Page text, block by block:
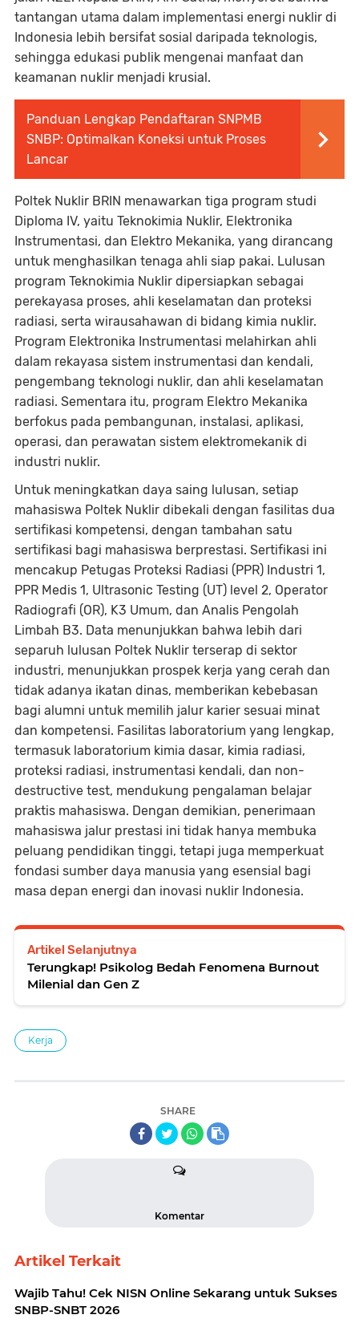
tantangan utama dalam implementasi energi nuklir di
Indonesia lebih bersifat sosial daripada teknologis,
sehingga edukasi publik mengenai manfaat dan
keamanan nuklir menjadi krusial.
Panduan Lengkap Pendaftaran SNPMB
SNBP: Optimalkan Koneksi untuk Proses
Lancar
Poltek Nuklir BRIN menawarkan tiga program studi
Diploma IV, yaitu Teknokimia Nuklir, Elektronika
Instrumentasi, dan Elektro Mekanika, yang dirancang
untuk menghasilkan tenaga ahli siap pakai. Lulusan
program Teknokimia Nuklir dipersiapkan sebagai
perekayasa proses, ahli keselamatan dan proteksi
radiasi, serta wirausahawan di bidang kimia nuklir.
Program Elektronika Instrumentasi melahirkan ahli
dalam rekayasa sistem instrumentasi dan kendali,
pengembang teknologi nuklir, dan ahli keselamatan
radiasi. Sementara itu, program Elektro Mekanika
berfokus pada pembangunan, instalasi, aplikasi,
operasi, dan perawatan sistem elektromekanik di
industri nuklir.
Untuk meningkatkan daya saing lulusan, setiap
mahasiswa Poltek Nuklir dibekali dengan fasilitas dua
sertifikasi kompetensi, dengan tambahan satu
sertifikasi bagi mahasiswa berprestasi. Sertifikasi ini
mencakup Petugas Proteksi Radiasi (PPR) Industri 1,
PPR Medis 1, Ultrasonic Testing (UT) level 2, Operator
Radiografi (OR), K3 Umum, dan Analis Pengolah
Limbah B3. Data menunjukkan bahwa lebih dari
separuh lulusan Poltek Nuklir terserap di sektor
industri, menunjukkan prospek kerja yang cerah dan
tidak adanya ikatan dinas, memberikan kebebasan
bagi alumni untuk memilih jalur karier sesuai minat
dan kompetensi. Fasilitas laboratorium yang lengkap,
termasuk laboratorium kimia dasar, kimia radiasi,
proteksi radiasi, instrumentasi kendali, dan non-
destructive test, mendukung pengalaman belajar
praktis mahasiswa. Dengan demikian, penerimaan
mahasiswa jalur prestasi ini tidak hanya membuka
peluang pendidikan tinggi, tetapi juga memperkuat
fondasi sumber daya manusia yang esensial bagi
masa depan energi dan inovasi nuklir Indonesia.
Artikel Selanjutnya
Terungkap! Psikolog Bedah Fenomena Burnout
Milenial dan Gen Z
Kerja
SHARE
Komentar
Artikel Terkait
Wajib Tahu! Cek NISN Online Sekarang untuk Sukses
SNBP-SNBT 2026